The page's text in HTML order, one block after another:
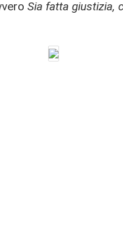
Sia fatta giustizia,